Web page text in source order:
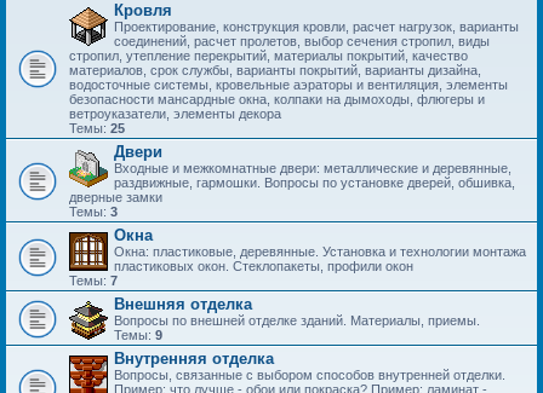
Кровля
Проектирование, конструкция кровли, расчет нагрузок, варианты
соединений, расчет пролетов, выбор сечения стропил, виды
стропил, утепление перекрытий, материалы покрытий, качество
материалов, срок службы, варианты покрытий, варианты дизайна,
водосточные системы, кровельные аэраторы и вентиляция, элементы
безопасности мансардные окна, колпаки на дымоходы, флюгеры и
ветроуказатели, элементы декора
Темы: 25
Двери
Входные и межкомнатные двери: металлические и деревянные,
раздвижные, гармошки. Вопросы по установке дверей, обшивка,
дверные замки
Темы: 3
Окна
Окна: пластиковые, деревянные. Установка и технологии монтажа
пластиковых окон. Стеклопакеты, профили окон
Темы: 7
Внешняя отделка
Вопросы по внешней отделке зданий. Материалы, приемы.
Темы: 9
Внутренняя отделка
Вопросы, связанные с выбором способов внутренней отделки.
Пример: что лучше - обои или покраска? Пример: ламинат -